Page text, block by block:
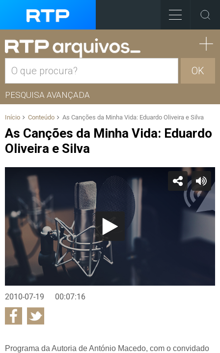
OK
PESQUISA AVANÇADA
Início Conteúdo As Canções da Minha Vida: Eduardo Oliveira e Silva
As Canções da Minha Vida: Eduardo
Oliveira e Silva
2010-07-19 00:07:16
Programa da Autoria de António Macedo, com o convidado